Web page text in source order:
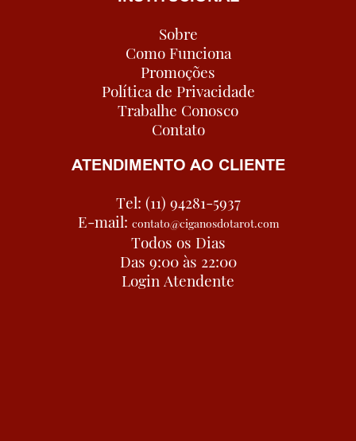
Sobre
Como Funciona
Promoções
Política de Privacidade
Trabalhe Conosco
Contato
ATENDIMENTO AO CLIENTE
Tel: (11) 94281-5937
E-mail: contato@ciganosdotarot.com
Todos os Dias
Das 9:00 às 22:00
Login Atendente